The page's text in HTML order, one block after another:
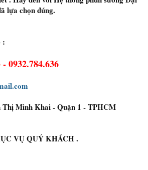
lựa chọn đúng.
:
0932.784.636
Thị Minh Khai - Quận 1 - TPHCM
VỤ QUÝ KHÁCH .